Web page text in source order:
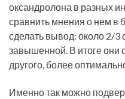
оксандролона в разных
сравнить мнения о нем в
сделать вывод: около 2/3
завышенной. В итоге они
другого, более
Именно так можно